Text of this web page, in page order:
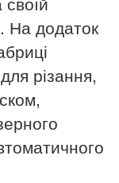
На додаток
різання,